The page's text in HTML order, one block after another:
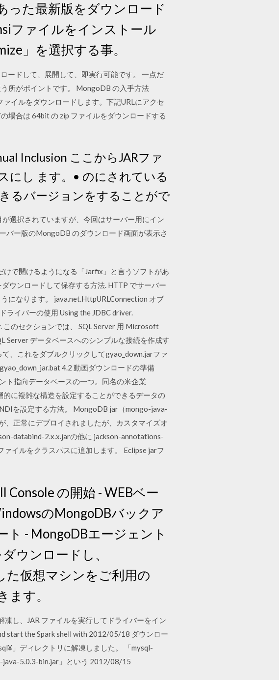
った最新版をダウンロード
ファイルをインストール
」を選択する事。
ードして、展開して、即実行可能です。 一点だ
所がポイントです。 MongoDB の入手方法
イルをダウンロードします。下記URLにアクセ
場合は 64bit の zip ファイルをダウンロードする
Inclusion ここからJARファ
にし ます。• のにされている
るバージョンをすることがで
選択されていますが、今回はサーバー用にイン
バー版のMongoDB のダウンロード画面が表示さ
で開けるようになる「Jarfix」と言うソフトがあ
ウンロードして保存する方法. HTTP でサーバー
になります。 java.net.HttpURLConnection オブ
ライバーの使用 Using the JDBC driver.
のセクションでは、 SQL Server 用 Microsoft
Server データベースへのシンプルな接続を作成す
、これをダブルクリックしてgyao_down.jarファ
4.2 動画ダウンロードの準備
ト指向データベースの一つ。同名の米企業
に複雑な構造を設定することができるデータの
を設定する方法。 MongoDB jar（mongo-java-
正常にデプロイされましたが、カスタマイズオ
databind-2.x.x.jarの他に jackson-annotations-
イルをクラスパスに追加します。 Eclipse jarフ
の開始 - WEBベー
のMongoDBバックア
- MongoDBエージェント
ウンロードし、
た仮想マシンをご利用の
す。
し、JAR ファイルを実行してドライバーをイン
start the Spark shell with 2012/05/18 ダウンロー
」ディレクトリに解凍しました。 「mysql-
java-5.0.3-bin.jar」という 2012/08/15